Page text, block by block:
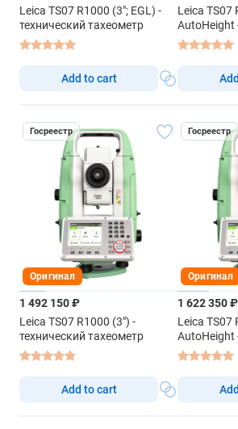
Leica TS07 R1000 (3"; EGL) -
технический тахеометр
Add to cart
Leica TS07
AutoHeight
тахеометр
Госреестр
Оригинал
1 492 150 ₽
Leica TS07 R1000 (3") -
технический тахеометр
Add to cart
Госреестр
Оригинал
1 622 350 ₽
Leica TS07
AutoHeight
тахеометр